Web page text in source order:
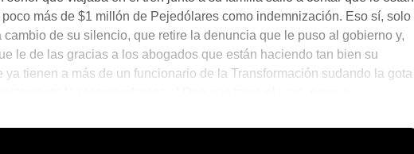
más de $1 millón de Pejedólares como indemnización. Eso sí, solo
cambio de su silencio, que retire la denuncia que le puso al gobierno y,
le de las gracias a los abogados que están haciendo tan bien su
ya tienen a más de un funcionario de la Transformación sudando la gota